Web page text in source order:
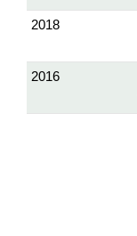
2018
2016